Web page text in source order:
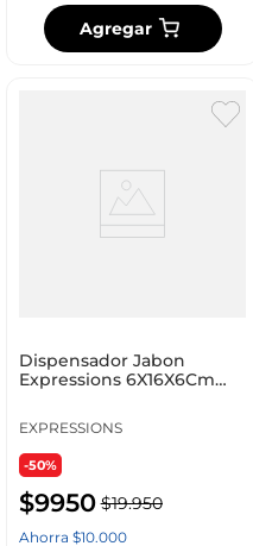
Agregar
Dispensador Jabon
Expressions 6X16X6Cm
EXPRESSIONS
-50%
$9950 $19.950
Ahorra $10.000